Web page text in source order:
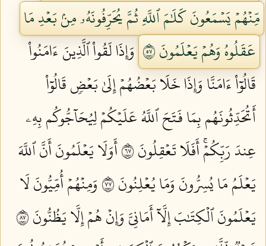
مِّنۡهُمۡ يَسۡمَعُونَ كَلَٰمَ ٱللَّهِ ثُمَّ يُحَرِّفُونَهُۥ مِنۢ بَعۡدِ مَا
عَقَلُوهُ وَهُمۡ يَعۡلَمُونَ ٧٥
وَإِذَا لَقُواْ ٱلَّذِينَ ءَامَنُواْ
قَالُوٓاْ ءَامَنَّا وَإِذَا خَلَا بَعۡضُهُمۡ إِلَىٰ بَعۡضٖ قَالُوٓاْ
أَتُحَدِّثُونَهُم بِمَا فَتَحَ ٱللَّهُ عَلَيۡكُمۡ لِيُحَآجُّوكُم بِهِۦ
عِندَ رَبِّكُمۡۚ أَفَلَا تَعۡقِلُونَ ٧٦
أَوَلَا يَعۡلَمُونَ أَنَّ ٱللَّهَ
يَعۡلَمُ مَا يُسِرُّونَ وَمَا يُعۡلِنُونَ ٧٧
وَمِنۡهُمۡ أُمِّيُّونَ لَا
يَعۡلَمُونَ ٱلۡكِتَٰبَ إِلَّآ أَمَانِيَّ وَإِنۡ هُمۡ إِلَّا يَظُنُّونَ ٧٨